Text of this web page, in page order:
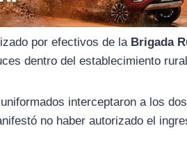
por efectivos de la Brigada
dentro del establecimiento
interceptaron a los
no haber autorizado el